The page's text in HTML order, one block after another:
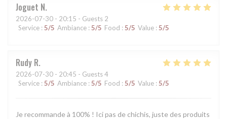
Joguet N
2026-07-30 - 20:15 - Guests 2
Service : 5/5 Ambiance : 5/5 Food : 5/5 Value : 5/5
Rudy R
2026-07-30 - 20:45 - Guests 4
Service : 5/5 Ambiance : 5/5 Food : 5/5 Value : 5/5
Je recommande à 100% ! Ici pas de chichis, juste des produits